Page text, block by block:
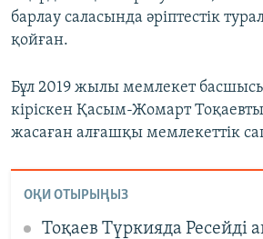
барлау саласында әріптестік
қойған.
Бұл 2019 жылы мемлекет
кіріскен Қасым-Жомарт
жасаған алғашқы мемлекеттік
ОҚИ ОТЫРЫҢЫЗ
Тоқаев Түркияда Ресейді